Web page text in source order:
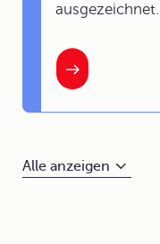
ausgezeichnet.
Alle anzeigen